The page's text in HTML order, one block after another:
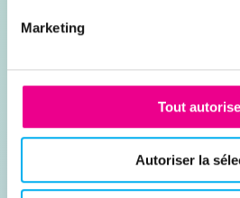
Marketing
Tout
Autoriser la
Demander une
Leader de l'information sur
plus de 130 ans,